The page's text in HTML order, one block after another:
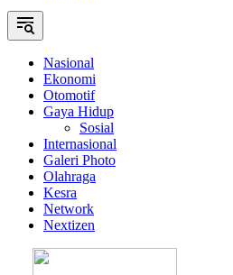
Nasional
Ekonomi
Otomotif
Gaya Hidup
Sosial
Internasional
Galeri Photo
Olahraga
Kesra
Network
Nextizen